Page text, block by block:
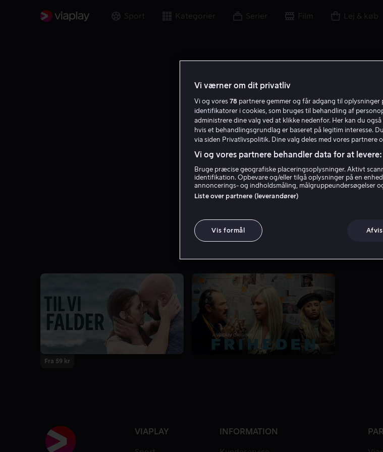
Sport Kategorier Serier Film Lej & køb
E T
Emil
Fra 59 kr
VIAPLAY INFORMATION
Vi værner om dit privatliv
Vi og vores 78 partnere gemmer og får adgang til oplysninger
identifikatorer i cookies, som bruges til behandling af
administrere dine valg ved at klikke nedenfor. Her kan du
hvis et behandlingsgrundlag er baseret på legitim interesse.
via siden Privatlivspolitik. Dine valg deles med vores
Vi og vores partnere behandler data for at levere:
Bruge præcise geografiske placeringsoplysninger. Aktivt
identifikation. Opbevare og/eller tilgå oplysninger på en
annoncerings- og indholdsmåling, målgruppeundersøgelser
Liste over partnere (leverandører)
Vis formål